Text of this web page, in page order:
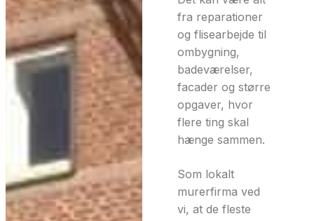
fra reparationer
og flisearbejde til
ombygning,
badeværelser,
facader og større
opgaver, hvor
flere ting skal
hænge sammen.
Som lokalt
murerfirma ved
vi, at de fleste